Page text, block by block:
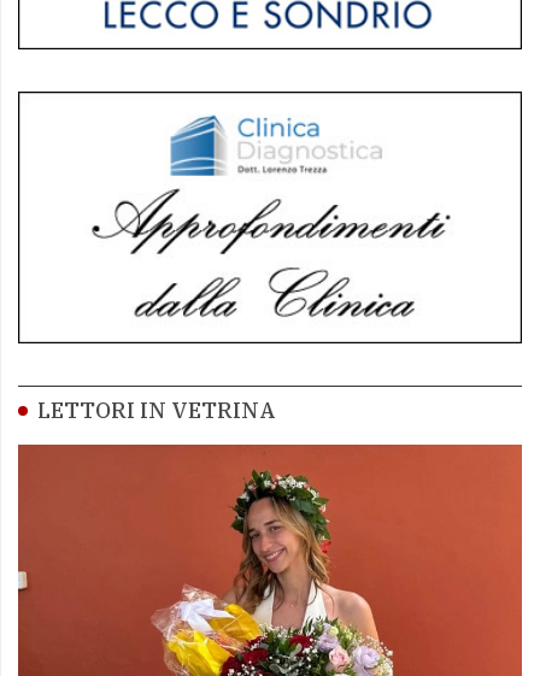
LETTORI IN VETRINA